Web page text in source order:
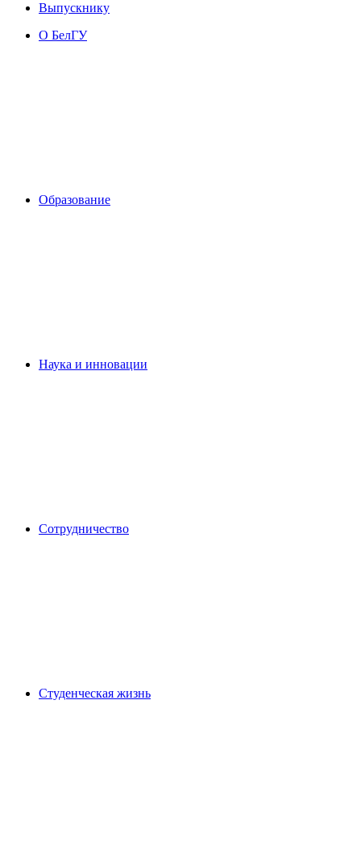
Выпускнику
О БелГУ
Образование
Наука и инновации
Сотрудничество
Студенческая жизнь